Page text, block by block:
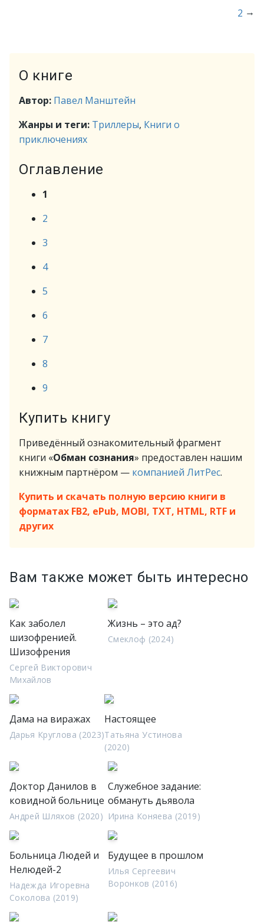
2 →
О книге
Автор: Павел Манштейн
Жанры и теги: Триллеры, Книги о
приключениях
Оглавление
1
2
3
4
5
6
7
8
9
Купить книгу
Приведённый ознакомительный фрагмент
книги «Обман cознания» предоставлен нашим
книжным партнёром — компанией ЛитРес.
Купить и скачать полную версию книги в
форматах FB2, ePub, MOBI, TXT, HTML, RTF и
других
Вам также может быть интересно
Как заболел
шизофренией.
Шизофрения
Сергей Викторович
Михайлов
Жизнь – это ад?
Смеклоф (2024)
Дама на виражах
Дарья Круглова (2023)
Настоящее
Татьяна Устинова
(2020)
Доктор Данилов в
ковидной больнице
Андрей Шляхов (2020)
Служебное задание:
обмануть дьявола
Ирина Коняева (2019)
Больница Людей и
Нелюдей-2
Надежда Игоревна
Соколова (2019)
Будущее в прошлом
Илья Сергеевич
Воронков (2016)